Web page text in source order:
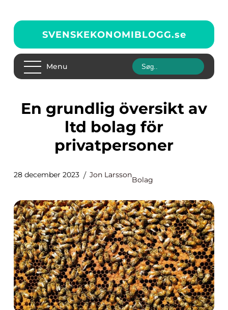
SVENSKEKONOMIBLOGG.se
Menu
En grundlig översikt av
ltd bolag för
privatpersoner
28 december 2023 Jon Larsson
Bolag